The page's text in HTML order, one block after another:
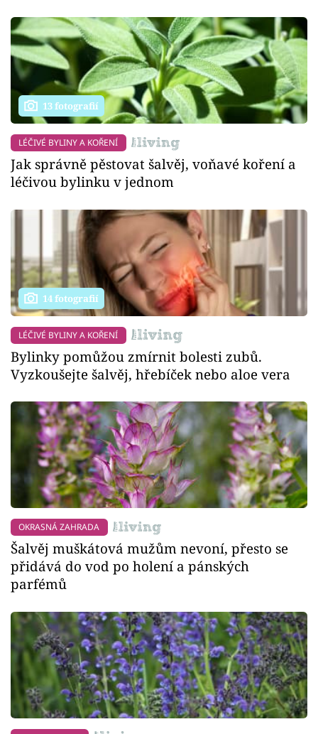
13 fotografií
LÉČIVÉ BYLINY A KOŘENÍ
Jak správně pěstovat šalvěj, voňavé koření a
léčivou bylinku v jednom
14 fotografií
LÉČIVÉ BYLINY A KOŘENÍ
Bylinky pomůžou zmírnit bolesti zubů.
Vyzkoušejte šalvěj, hřebíček nebo aloe vera
OKRASNÁ ZAHRADA
Šalvěj muškátová mužům nevoní, přesto se
přidává do vod po holení a pánských
parfémů